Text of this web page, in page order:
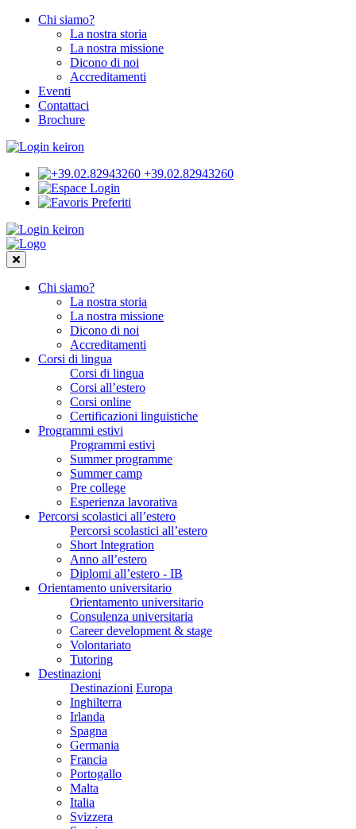
Chi siamo?
La nostra storia
La nostra missione
Dicono di noi
Accreditamenti
Eventi
Contattaci
Brochure
+39.02.82943260
Login
Preferiti
Chi siamo?
La nostra storia
La nostra missione
Dicono di noi
Accreditamenti
Corsi di lingua
Corsi di lingua
Corsi all’estero
Corsi online
Certificazioni linguistiche
Programmi estivi
Programmi estivi
Summer programme
Summer camp
Pre college
Esperienza lavorativa
Percorsi scolastici all’estero
Percorsi scolastici all’estero
Short Integration
Anno all’estero
Diplomi all’estero - IB
Orientamento universitario
Orientamento universitario
Consulenza universitaria
Career development & stage
Volontariato
Tutoring
Destinazioni
Destinazioni Europa
Inghilterra
Irlanda
Spagna
Germania
Francia
Portogallo
Malta
Italia
Svizzera